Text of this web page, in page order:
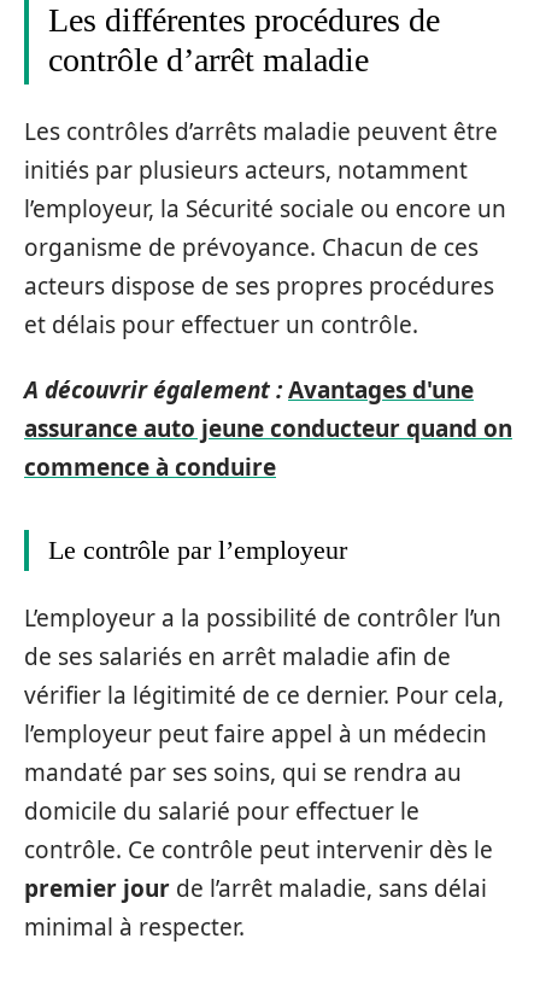
Les différentes procédures de
contrôle d’arrêt maladie
Les contrôles d’arrêts maladie peuvent être
initiés par plusieurs acteurs, notamment
l’employeur, la Sécurité sociale ou encore un
organisme de prévoyance. Chacun de ces
acteurs dispose de ses propres procédures
et délais pour effectuer un contrôle.
A découvrir également :Avantages d'une
assurance auto jeune conducteur quand on
commence à conduire
Le contrôle par l’employeur
L’employeur a la possibilité de contrôler l’un
de ses salariés en arrêt maladie afin de
vérifier la légitimité de ce dernier. Pour cela,
l’employeur peut faire appel à un médecin
mandaté par ses soins, qui se rendra au
domicile du salarié pour effectuer le
contrôle. Ce contrôle peut intervenir dès le
premier jour de l’arrêt maladie, sans délai
minimal à respecter.